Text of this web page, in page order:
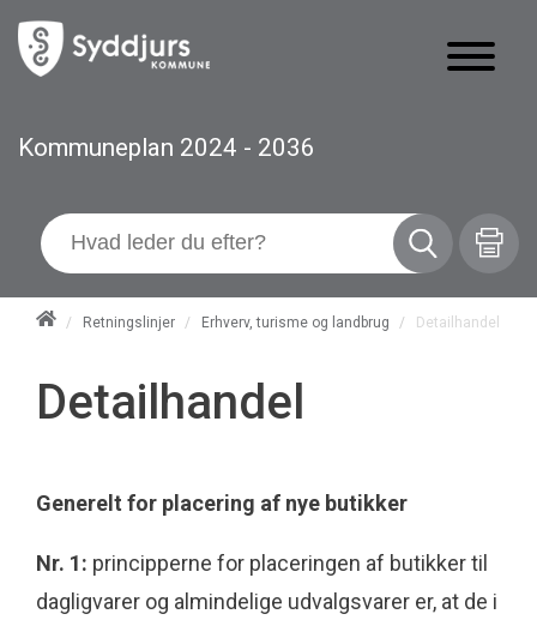
Kommuneplan 2024 - 2036
/ Retningslinjer / Erhverv, turisme og landbrug / Detailhandel
Detailhandel
Generelt for placering af nye butikker
Nr. 1: principperne for placeringen af butikker til
dagligvarer og almindelige udvalgsvarer er, at de i